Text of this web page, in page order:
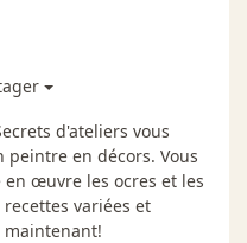
d'ateliers vous
en décors. Vous
œuvre les ocres et les
variées et
maintenant!